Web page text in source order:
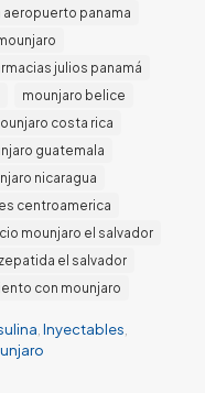
Inyectables
aeropuerto panama
julios panamá
mounjaro belice
costa rica
guatemala
nicaragua
centroamerica
mounjaro el salvador
el salvador
con mounjaro